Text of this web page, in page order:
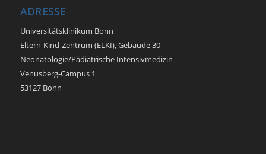
ADRESSE
Universitätsklinikum Bonn
Eltern-Kind-Zentrum (ELKI), Gebäude 30
Neonatologie/Pädiatrische Intensivmedizin
Venusberg-Campus 1
53127 Bonn